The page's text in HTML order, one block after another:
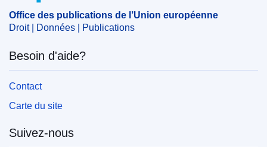
Office des publications de l’Union européenne
Droit | Données | Publications
Besoin d'aide?
Contact
Carte du site
Suivez-nous